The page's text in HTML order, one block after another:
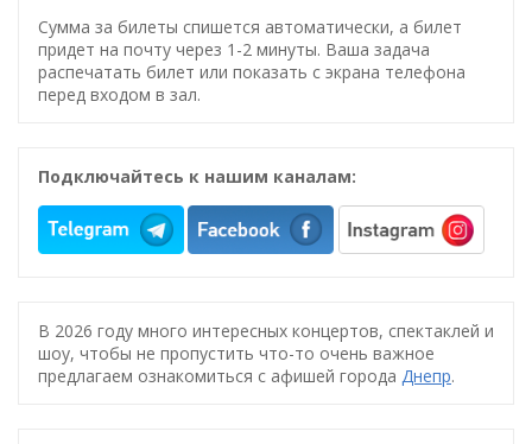
Сумма за билеты спишется автоматически, а билет
придет на почту через 1-2 минуты. Ваша задача
распечатать билет или показать с экрана телефона
перед входом в зал.
Подключайтесь к нашим каналам:
В 2026 году много интересных концертов, спектаклей и
шоу, чтобы не пропустить что-то очень важное
предлагаем ознакомиться с афишей города Днепр.